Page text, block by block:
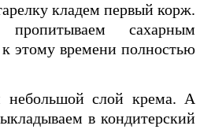
кладем первый корж.
сахарным
этому времени полностью
слой крема. А
в кондитерский